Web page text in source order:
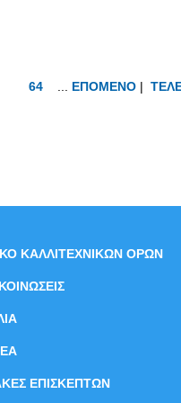
64 ΕΠΟΜΕΝΟ |
ΚΑΛΛΙΤΕΧΝΙΚΩΝ ΟΡΩΝ
ΕΠΙΣΚΕΠΤΩΝ